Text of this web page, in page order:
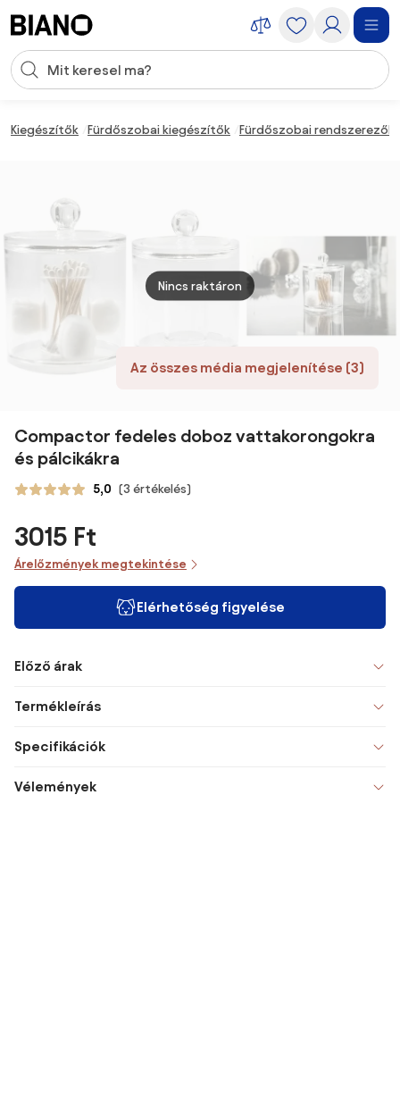
Keresési bevitel
Kiegészítők Fürdőszobai kiegészítők Fürdőszobai rendszerezők
Az összes média megjelenítése (3)
Nincs raktáron
Compactor fedeles doboz vattakorongokra
és pálcikákra
5,0 (3 értékelés)
3015 Ft
Árelőzmények megtekintése
Elérhetőség figyelése
Előző árak
Termékleírás
Specifikációk
Vélemények